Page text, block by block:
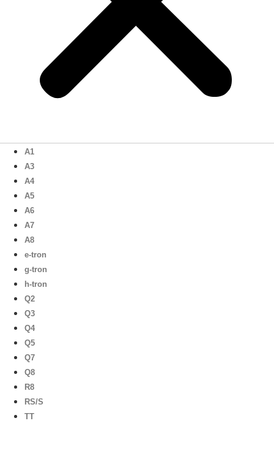
A1
A3
A4
A5
A6
A7
A8
e-tron
g-tron
h-tron
Q2
Q3
Q4
Q5
Q7
Q8
R8
RS/S
TT